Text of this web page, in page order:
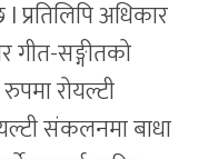
अधिकार
गीत-सङ्गीतको
रोयल्टी
संकलनमा बाधा